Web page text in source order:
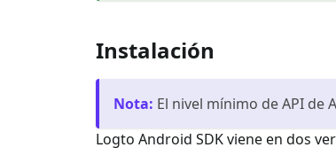
Instalación
Nota: El nivel mínimo de API de
Logto Android SDK viene en dos